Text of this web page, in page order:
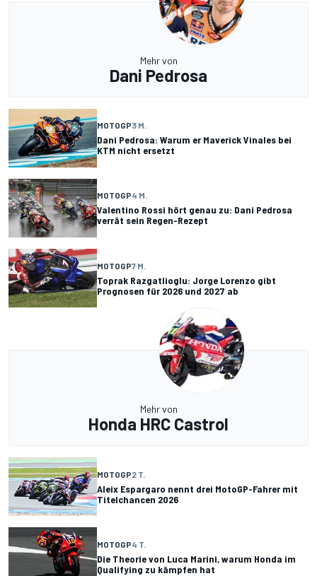
Mehr von
Dani Pedrosa
MOTOGP3 M.
Dani Pedrosa: Warum er Maverick Vinales bei
KTM nicht ersetzt
MOTOGP4 M.
Valentino Rossi hört genau zu: Dani Pedrosa
verrät sein Regen-Rezept
MOTOGP7 M.
Toprak Razgatlioglu: Jorge Lorenzo gibt
Prognosen für 2026 und 2027 ab
Mehr von
Honda HRC Castrol
MOTOGP2 T.
Aleix Espargaro nennt drei MotoGP-Fahrer mit
Titelchancen 2026
MOTOGP4 T.
Die Theorie von Luca Marini, warum Honda im
Qualifying zu kämpfen hat